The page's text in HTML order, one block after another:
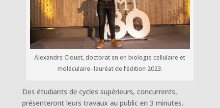
Alexandre Clouet, doctorat en en biologie cellulaire et
moléculaire- lauréat de l’édition 2023.
Des étudiants de cycles supérieurs, concurrents,
présenteront leurs travaux au public en 3 minutes.